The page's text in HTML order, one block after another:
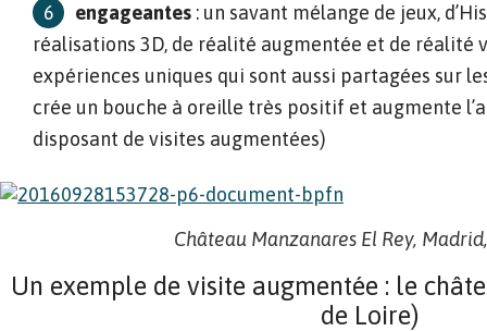
engageantes : un savant mélange de jeux,
réalisations 3D, de réalité augmentée et de réalité
expériences uniques qui sont aussi partagées sur
crée un bouche à oreille très positif et augmente
disposant de visites augmentées)
Château Manzanares El Rey,
Un exemple de visite augmentée : le
de Loire)